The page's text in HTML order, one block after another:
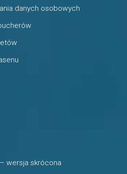
danych osobowych
wersja skrócona